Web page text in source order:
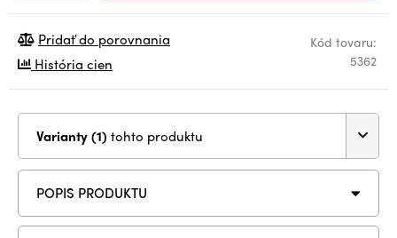
Kód tovaru:
5362
Pridať do porovnania
História cien
Varianty (1) tohto produktu
POPIS PRODUKTU